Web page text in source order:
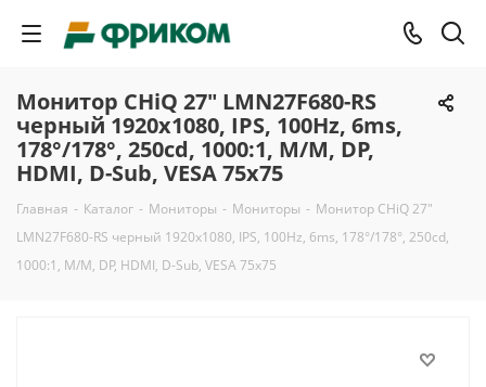
Монитор CHiQ 27" LMN27F680-RS
черный 1920x1080, IPS, 100Hz, 6ms,
178°/178°, 250cd, 1000:1, M/M, DP,
HDMI, D-Sub, VESA 75x75
Главная - Каталог - Мониторы - Мониторы - Монитор CHiQ 27"
LMN27F680-RS черный 1920x1080, IPS, 100Hz, 6ms, 178°/178°, 250cd,
1000:1, M/M, DP, HDMI, D-Sub, VESA 75x75